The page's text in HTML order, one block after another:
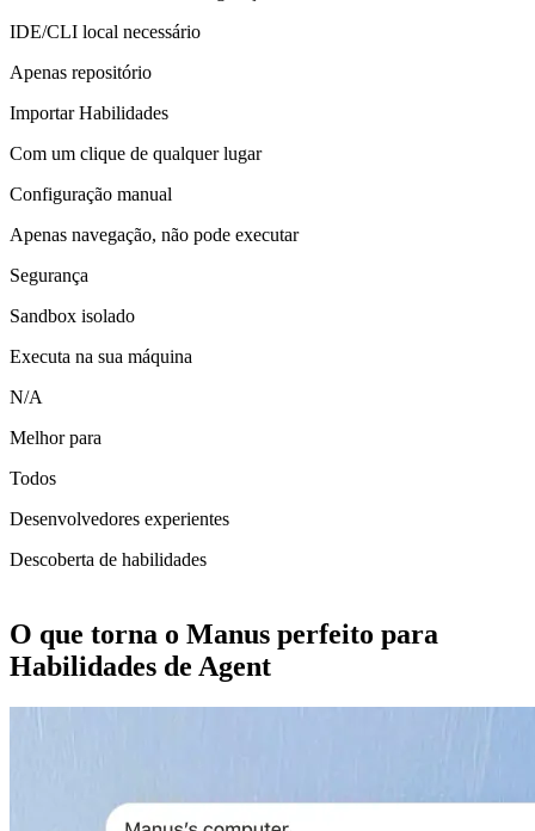
IDE/CLI local necessário
Apenas repositório
Importar Habilidades
Com um clique de qualquer lugar
Configuração manual
Apenas navegação, não pode executar
Segurança
Sandbox isolado
Executa na sua máquina
N/A
Melhor para
Todos
Desenvolvedores experientes
Descoberta de habilidades
O que torna o Manus perfeito para
Habilidades de Agent